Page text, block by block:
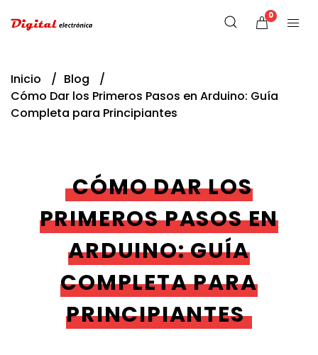
0
Inicio
Blog
Cómo Dar los Primeros Pasos en Arduino: Guía
Completa para Principiantes
CÓMO DAR LOS
PRIMEROS PASOS EN
ARDUINO: GUÍA
COMPLETA PARA
PRINCIPIANTES